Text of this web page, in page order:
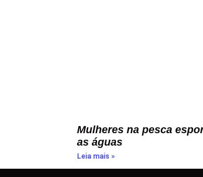
Mulheres na pesca
as águas
Leia mais »